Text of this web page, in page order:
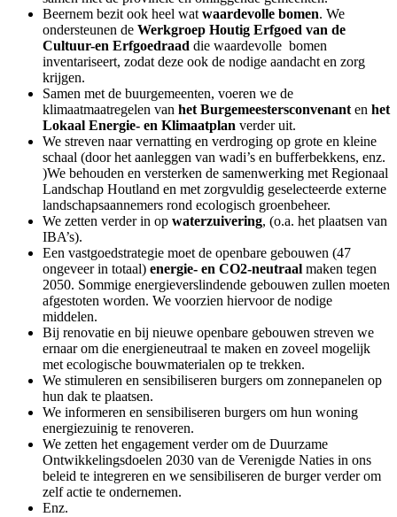
Beernem bezit ook heel wat waardevolle bomen. We
ondersteunen de Werkgroep Houtig Erfgoed van de
Cultuur-en Erfgoedraad die waardevolle bomen
inventariseert, zodat deze ook de nodige aandacht en zorg
krijgen.
Samen met de buurgemeenten, voeren we de
klimaatmaatregelen van het Burgemeestersconvenant en het
Lokaal Energie- en Klimaatplan verder uit.
We streven naar vernatting en verdroging op grote en kleine
schaal (door het aanleggen van wadi’s en bufferbekkens, enz.
)We behouden en versterken de samenwerking met Regionaal
Landschap Houtland en met zorgvuldig geselecteerde externe
landschapsaannemers rond ecologisch groenbeheer.
We zetten verder in op waterzuivering, (o.a. het plaatsen van
IBA’s).
Een vastgoedstrategie moet de openbare gebouwen (47
ongeveer in totaal) energie- en CO2-neutraal maken tegen
2050. Sommige energieverslindende gebouwen zullen moeten
afgestoten worden. We voorzien hiervoor de nodige
middelen.
Bij renovatie en bij nieuwe openbare gebouwen streven we
ernaar om die energieneutraal te maken en zoveel mogelijk
met ecologische bouwmaterialen op te trekken.
We stimuleren en sensibiliseren burgers om zonnepanelen op
hun dak te plaatsen.
We informeren en sensibiliseren burgers om hun woning
energiezuinig te renoveren.
We zetten het engagement verder om de Duurzame
Ontwikkelingsdoelen 2030 van de Verenigde Naties in ons
beleid te integreren en we sensibiliseren de burger verder om
zelf actie te ondernemen.
Enz.